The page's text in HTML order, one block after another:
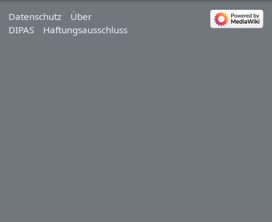
Datenschutz
Über
DIPAS
Haftungsausschluss